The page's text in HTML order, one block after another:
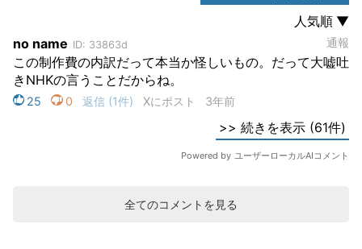
全てのコメントを見る